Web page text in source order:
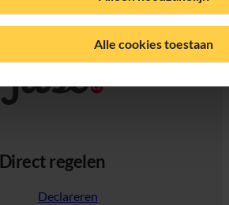
Alle cookies toestaan
Direct regelen
Declareren